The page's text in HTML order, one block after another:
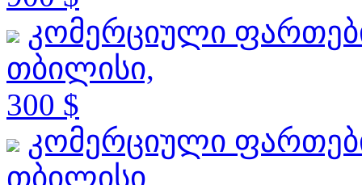
კომერციული
თბილისი,
300 $
კომერციული
თბილისი,